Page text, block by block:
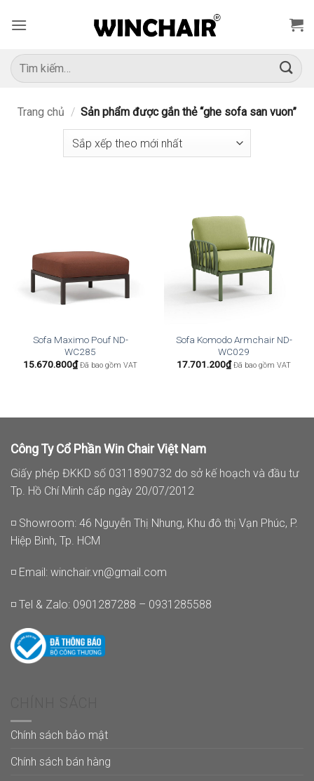
qua
dung
Tìm
kiếm:
Trang chủ / Sản phẩm được gắn thẻ “ghe sofa san vuon”
Sofa Maximo Pouf ND-
WC285
15.670.800₫ Đã bao gồm VAT
Sofa Komodo Armchair ND-
WC029
17.701.200₫ Đã bao gồm VAT
Công Ty Cổ Phần Win Chair Việt Nam
Giấy phép ĐKKD số 0311890732 do sở kế hoạch và đầu tư
Tp. Hồ Chí Minh cấp ngày 20/07/2012
◽ Showroom: 46 Nguyễn Thị Nhung, Khu đô thị Vạn Phúc, P.
Hiệp Bình, Tp. HCM
◽ Email: winchair.vn@gmail.com
◽ Tel & Zalo: 0901287288 – 0931285588
Chính sách bảo mật
Chính sách bán hàng